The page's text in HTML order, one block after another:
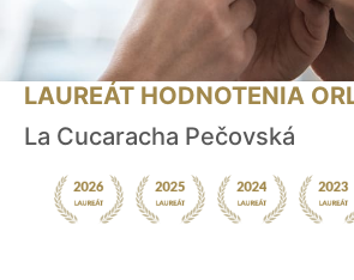
LAUREÁT HODNOTENIA
La Cucaracha Pečovská